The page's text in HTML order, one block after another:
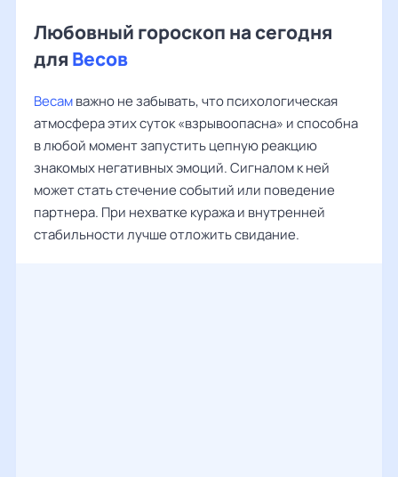
Любовный гороскоп на сегодня
для Весов
Весамважно не забывать, что психологическая
атмосфера этих суток «взрывоопасна» и способна
в любой момент запустить цепную реакцию
знакомых негативных эмоций. Сигналом к ней
может стать стечение событий или поведение
партнера. При нехватке куража и внутренней
стабильности лучше отложить свидание.